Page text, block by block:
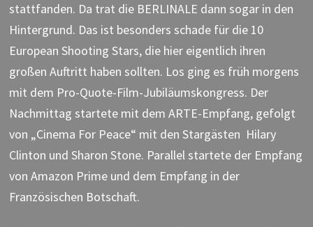
stattfanden. Da trat die BERLINALE dann sogar in den
Hintergrund. Das ist besonders schade für die 10
European Shooting Stars, die hier eigentlich ihren
großen Auftritt haben sollten. Los ging es früh morgens
mit dem Pro-Quote-Film-Jubiläumskongress. Der
Nachmittag startete mit dem ARTE-Empfang, gefolgt
von „Cinema For Peace“ mit den Stargästen Hilary
Clinton und Sharon Stone. Parallel startete der Empfang
von Amazon Prime und dem Empfang in der
Französischen Botschaft.